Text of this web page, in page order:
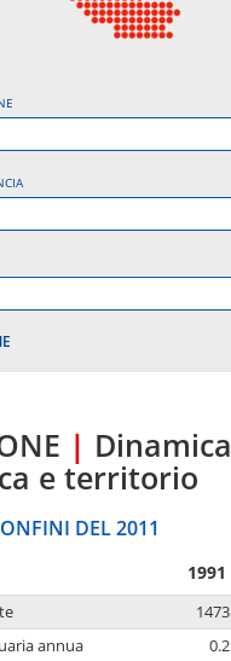
| Dinamica
e territorio
DEL 2011
1991
1473
annua
0.2